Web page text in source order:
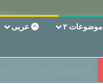
موضوعات ۲ عربی